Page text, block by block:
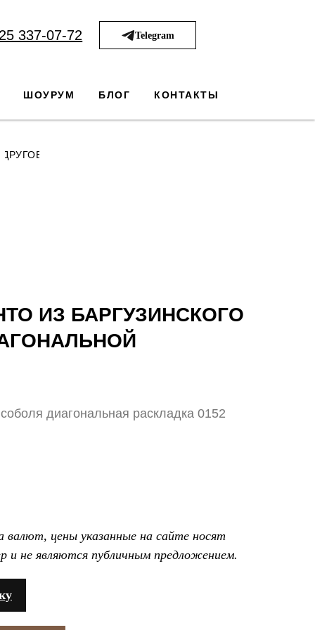
337-07-72 Telegram
ШОУРУМ БЛОГ КОНТАКТЫ
ДРУГОЕ
ИЗ БАРГУЗИНСКОГО
диагональная раскладка 0152
валют, цены указанные на сайте носят
и не являются публичным предложением.